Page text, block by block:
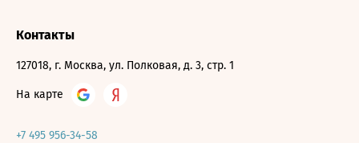
Контакты
127018, г. Москва, ул. Полковая, д. 3, стр. 1
На карте
+7 495 956-34-58